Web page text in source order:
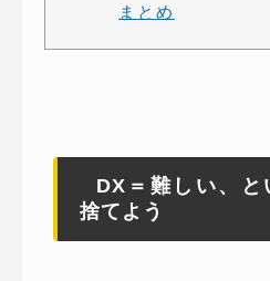
まとめ
DX＝難しい、と
捨てよう